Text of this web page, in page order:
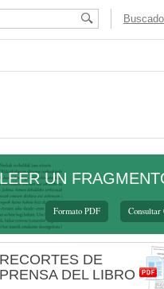
LEER UN
Consultar
Formato PDF
RECORTES DE
PRENSA DEL LIBRO